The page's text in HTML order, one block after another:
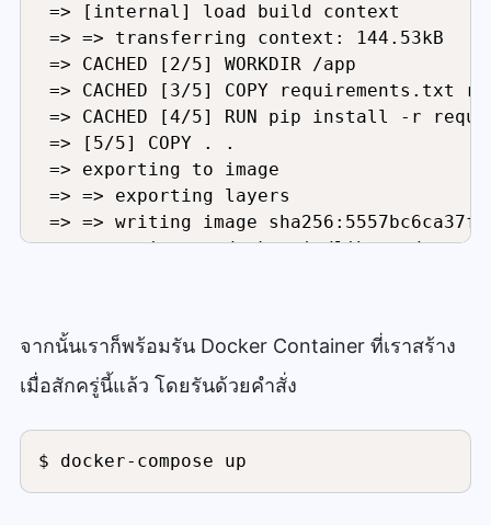
=> [internal] load build
=> => transferring context:
=> CACHED [2/5] WORKDIR /
=> CACHED [3/5] COPY
=> CACHED [4/5] RUN pip install
=> [5/5] COPY . .
=> exporting to image
=> => exporting layers
=> => writing image
=> => naming to docker.io/
จากนั้นเราก็พร้อมรัน Docker Container ที่เราสร้าง
เมื่อสักครู่นี้แล้ว โดยรันด้วยคำสั่ง
$ docker-compose up